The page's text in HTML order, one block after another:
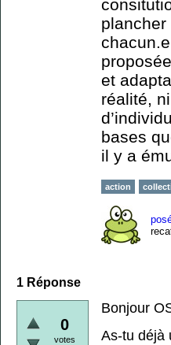
et
réalité,
bases
il y a
action
1 Réponse
0
votes
Bonjour
As-tu déjà